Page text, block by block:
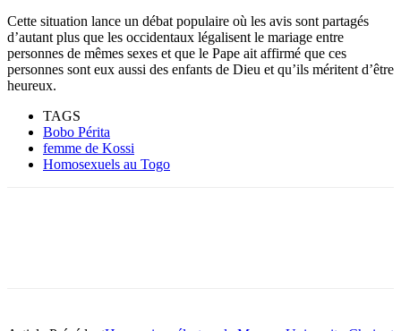
Cette situation lance un débat populaire où les avis sont partagés
d’autant plus que les occidentaux légalisent le mariage entre
personnes de mêmes sexes et que le Pape ait affirmé que ces
personnes sont eux aussi des enfants de Dieu et qu’ils méritent d’être
heureux.
TAGS
Bobo Périta
femme de Kossi
Homosexuels au Togo